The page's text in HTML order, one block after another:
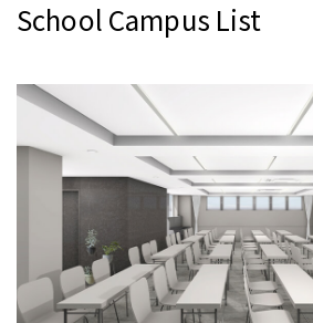
School Campus List